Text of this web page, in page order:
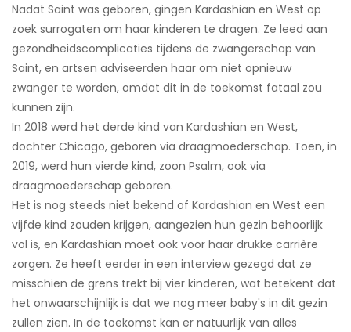
Nadat Saint was geboren, gingen Kardashian en West op
zoek surrogaten om haar kinderen te dragen. Ze leed aan
gezondheidscomplicaties tijdens de zwangerschap van
Saint, en artsen adviseerden haar om niet opnieuw
zwanger te worden, omdat dit in de toekomst fataal zou
kunnen zijn.
In 2018 werd het derde kind van Kardashian en West,
dochter Chicago, geboren via draagmoederschap. Toen, in
2019, werd hun vierde kind, zoon Psalm, ook via
draagmoederschap geboren.
Het is nog steeds niet bekend of Kardashian en West een
vijfde kind zouden krijgen, aangezien hun gezin behoorlijk
vol is, en Kardashian moet ook voor haar drukke carrière
zorgen. Ze heeft eerder in een interview gezegd dat ze
misschien de grens trekt bij vier kinderen, wat betekent dat
het onwaarschijnlijk is dat we nog meer baby's in dit gezin
zullen zien. In de toekomst kan er natuurlijk van alles